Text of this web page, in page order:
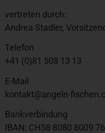
vertreten durch:
Andrea Stadler,
Telefon
+41 (0)81 508 13 13
E-Mail
kontakt@angeln-
Bankverbindung
IBAN: CH58 8080 8009